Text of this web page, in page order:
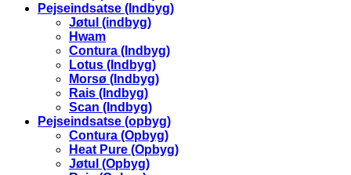
Pejseindsatse (Indbyg)
Jøtul (indbyg)
Hwam
Contura (Indbyg)
Lotus (Indbyg)
Morsø (Indbyg)
Rais (Indbyg)
Scan (Indbyg)
Pejseindsatse (opbyg)
Contura (Opbyg)
Heat Pure (Opbyg)
Jøtul (Opbyg)